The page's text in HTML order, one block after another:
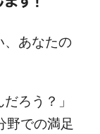
、あなたの
ろう？」
野での満足